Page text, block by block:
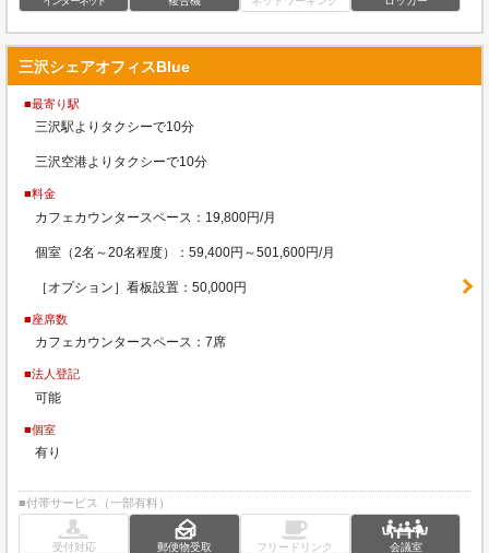
三沢シェアオフィスBlue
■最寄り駅
三沢駅よりタクシーで10分
三沢空港よりタクシーで10分
■料金
カフェカウンタースペース：19,800円/月
個室（2名～20名程度）：59,400円～501,600円/月
［オプション］看板設置：50,000円
■座席数
カフェカウンタースペース：7席
■法人登記
可能
■個室
有り
■付帯サービス（一部有料）
受付対応 郵便物受取 フリードリンク 会議室